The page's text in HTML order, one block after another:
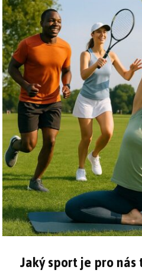
Jaký sport je pro